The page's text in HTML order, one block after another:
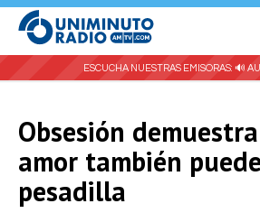
ESCUCHA NUESTRAS EMISORAS: 🔊
Obsesión
amor también
pesadilla